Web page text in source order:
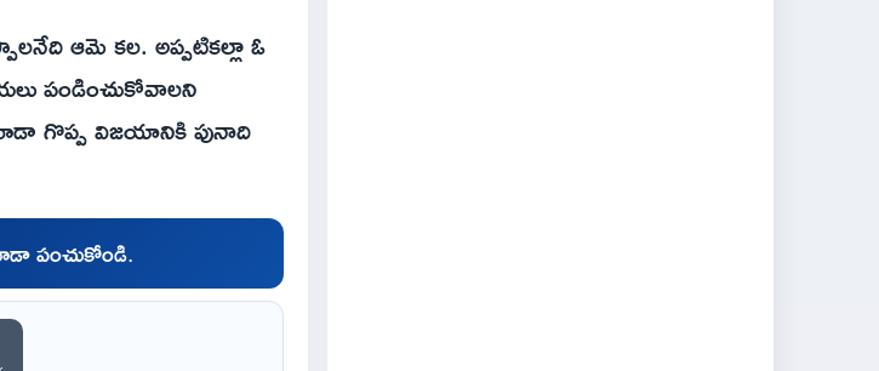
ఆమె కల. అప్పటికల్లా ఓ
పండించుకోవాలని
కూడా గొప్ప విజయానికి పునాది
పంచుకోండి.